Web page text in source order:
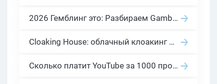
2026 Гемблинг это: Разбираем Gambling вертикаль, и все что связано с гемблинг и беттинг офферами
Cloaking House: облачный клоакинг для фильтрации ботов FB и Google Ads — гайд PHP-интеграции 2026
Сколько платит YouTube за 1000 просмотров в 2026: реальные цифры от 0.5 до 36 USD по ГЕО